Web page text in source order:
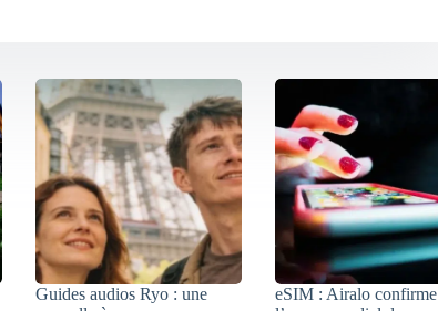
Guides audios Ryo : une
eSIM : Airalo confirme